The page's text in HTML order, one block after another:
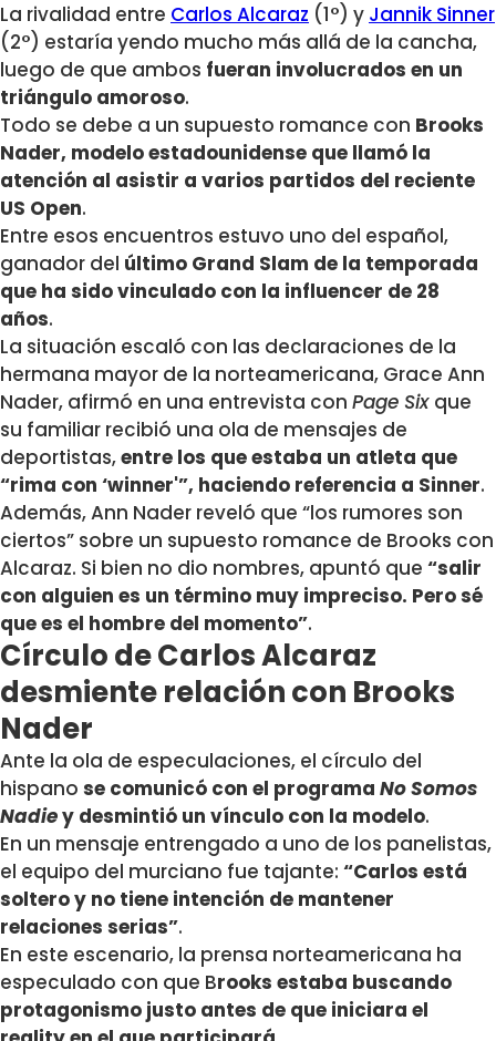
La rivalidad entre Carlos Alcaraz (1°) y Jannik Sinner
(2°) estaría yendo mucho más allá de la cancha,
luego de que ambos fueran involucrados en un
triángulo amoroso.
Todo se debe a un supuesto romance con Brooks
Nader, modelo estadounidense que llamó la
atención al asistir a varios partidos del reciente
US Open.
Entre esos encuentros estuvo uno del español,
ganador del último Grand Slam de la temporada
que ha sido vinculado con la influencer de 28
años.
La situación escaló con las declaraciones de la
hermana mayor de la norteamericana, Grace Ann
Nader, afirmó en una entrevista con Page Six que
su familiar recibió una ola de mensajes de
deportistas,entre los que estaba un atleta que
“rima con ‘winner'”, haciendo referencia a Sinner.
Además, Ann Nader reveló que “los rumores son
ciertos” sobre un supuesto romance de Brooks con
Alcaraz. Si bien no dio nombres, apuntó que “salir
con alguien es un término muy impreciso. Pero sé
que es el hombre del momento”.
Círculo de Carlos Alcaraz
desmiente relación con Brooks
Nader
Ante la ola de especulaciones, el círculo del
hispano se comunicó con el programa No Somos
Nadiey desmintió un vínculo con la modelo.
En un mensaje entrengado a uno de los panelistas,
el equipo del murciano fue tajante: “Carlos está
soltero y no tiene intención de mantener
relaciones serias”.
En este escenario, la prensa norteamericana ha
especulado con que Brooks estaba buscando
protagonismo justo antes de que iniciara el